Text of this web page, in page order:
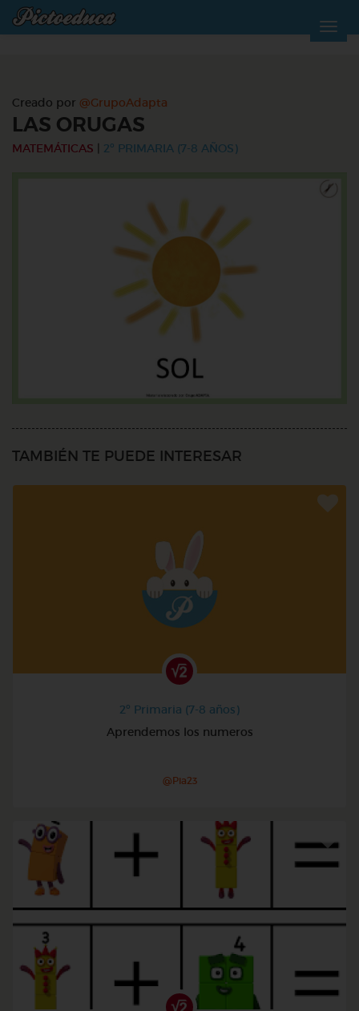
Creado por @GrupoAdapta
LAS ORUGAS
MATEMÁTICAS 2º PRIMARIA (7-8 AÑOS)
TAMBIÉN TE PUEDE INTERESAR
2º Primaria (7-8 años)
Aprendemos los numeros
@Pia23